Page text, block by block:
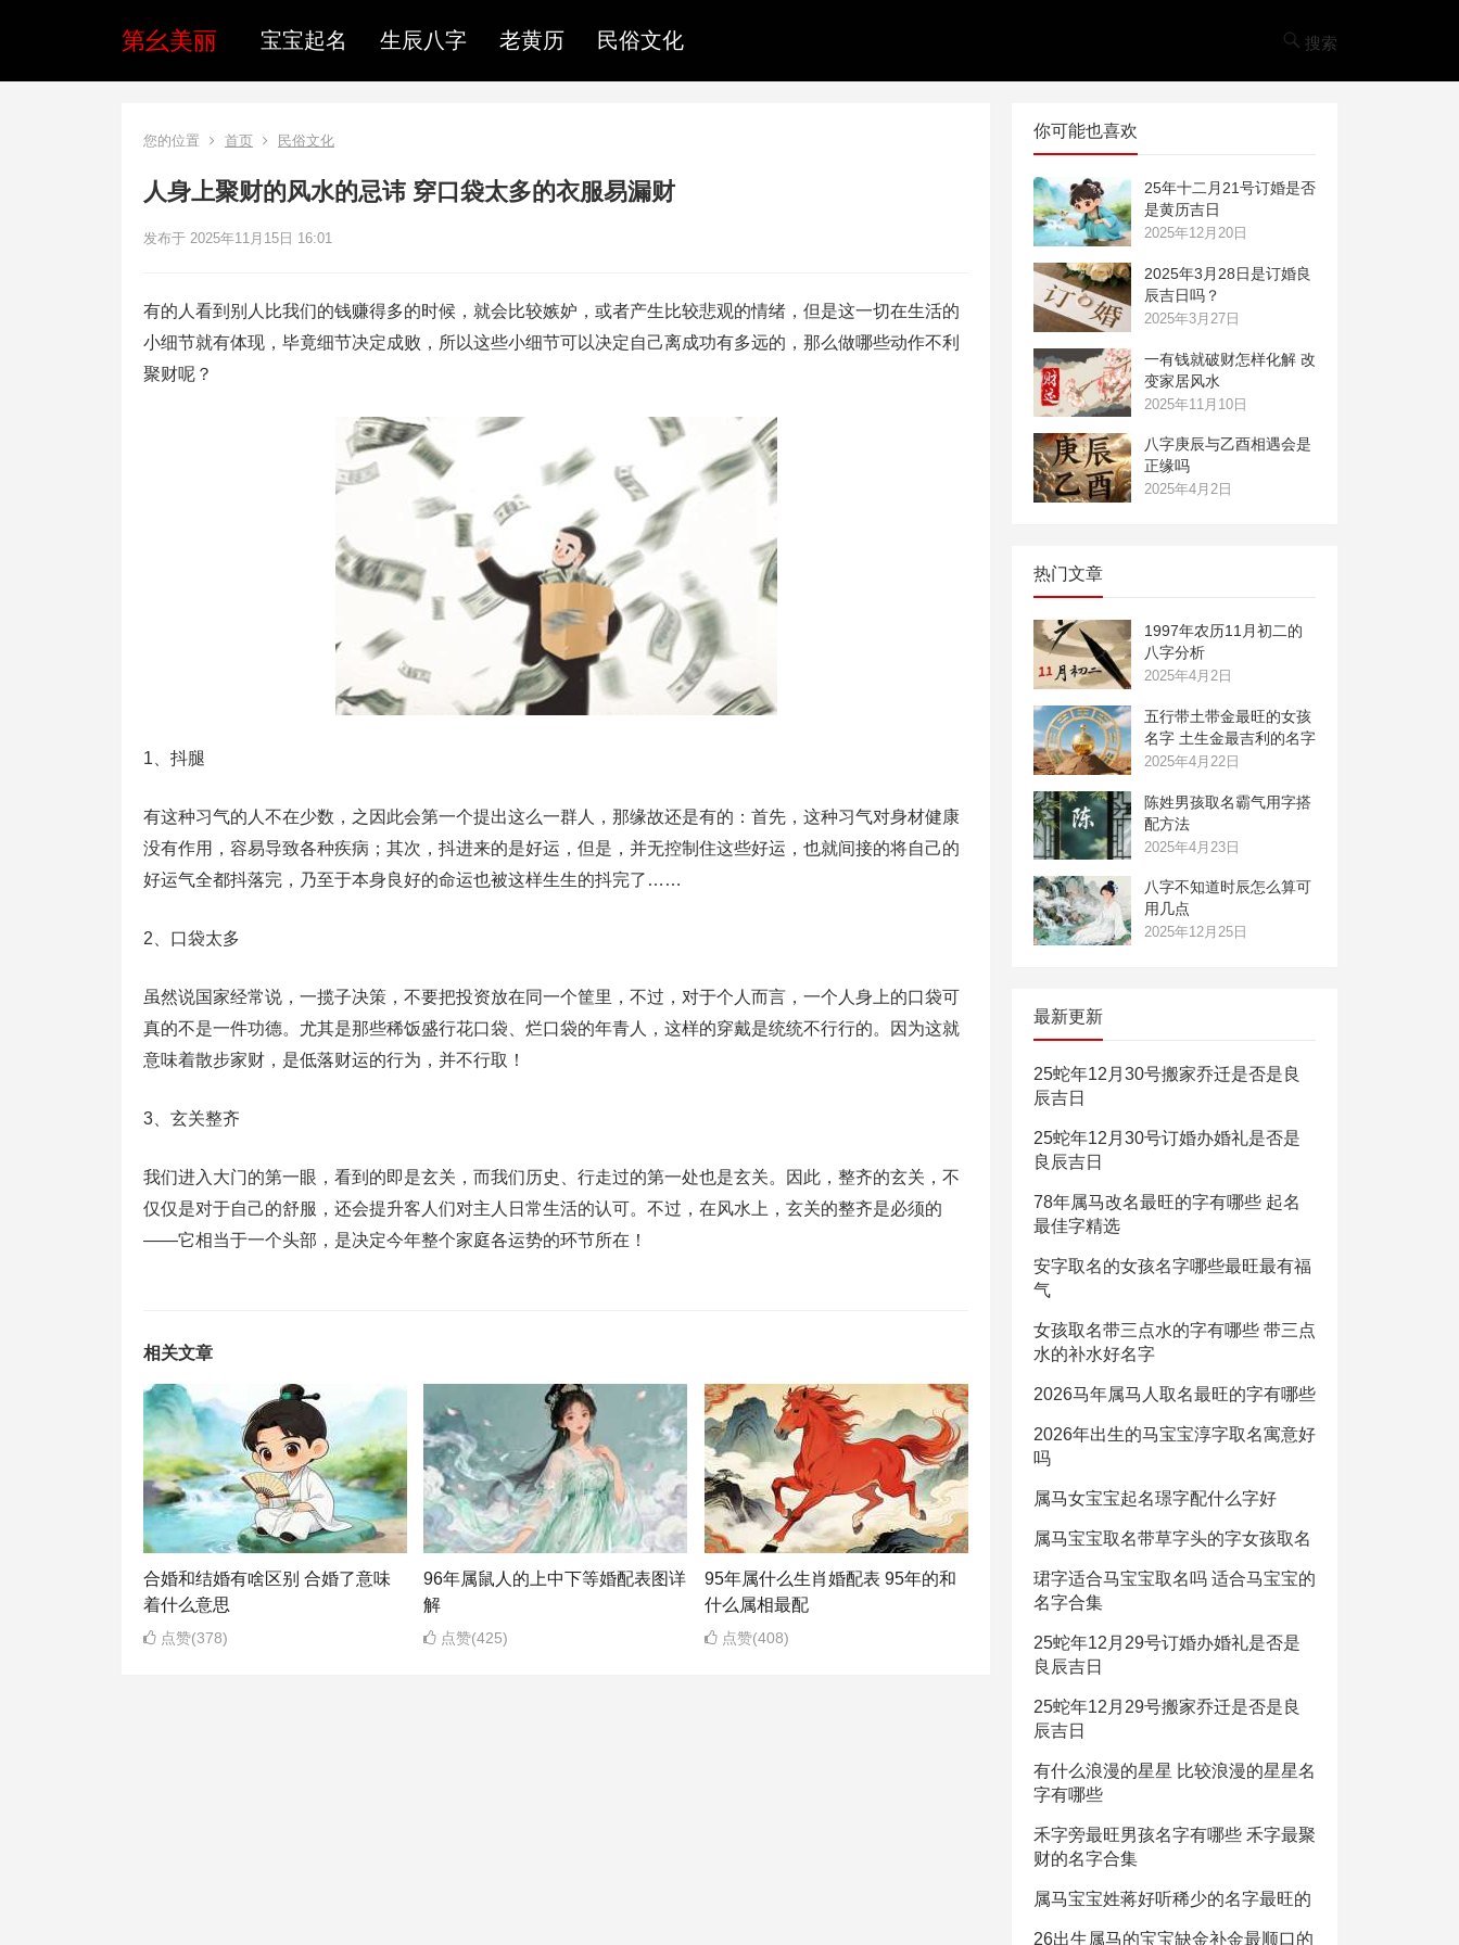
第幺美丽 宝宝起名 生辰八字 老黄历 民俗文化 搜索
您的位置 首页 民俗文化
人身上聚财的风水的忌讳 穿口袋太多的衣服易漏财
发布于 2025年11月15日 16:01
有的人看到别人比我们的钱赚得多的时候，就会比较嫉妒，或者产生比较悲观的情绪，但是这一切在生活的
小细节就有体现，毕竟细节决定成败，所以这些小细节可以决定自己离成功有多远的，那么做哪些动作不利
聚财呢？
1、抖腿
有这种习气的人不在少数，之因此会第一个提出这么一群人，那缘故还是有的：首先，这种习气对身材健康
没有作用，容易导致各种疾病；其次，抖进来的是好运，但是，并无控制住这些好运，也就间接的将自己的
好运气全都抖落完，乃至于本身良好的命运也被这样生生的抖完了……
2、口袋太多
虽然说国家经常说，一揽子决策，不要把投资放在同一个筐里，不过，对于个人而言，一个人身上的口袋可
真的不是一件功德。尤其是那些稀饭盛行花口袋、烂口袋的年青人，这样的穿戴是统统不行行的。因为这就
意味着散步家财，是低落财运的行为，并不行取！
3、玄关整齐
我们进入大门的第一眼，看到的即是玄关，而我们历史、行走过的第一处也是玄关。因此，整齐的玄关，不
仅仅是对于自己的舒服，还会提升客人们对主人日常生活的认可。不过，在风水上，玄关的整齐是必须的
——它相当于一个头部，是决定今年整个家庭各运势的环节所在！
相关文章
合婚和结婚有啥区别 合婚了意味
着什么意思
点赞(378)
96年属鼠人的上中下等婚配表图详
解
点赞(425)
95年属什么生肖婚配表 95年的和
什么属相最配
点赞(408)
你可能也喜欢
25年十二月21号订婚是否
是黄历吉日
2025年12月20日
2025年3月28日是订婚良
辰吉日吗？
2025年3月27日
一有钱就破财怎样化解 改
变家居风水
2025年11月10日
八字庚辰与乙酉相遇会是
正缘吗
2025年4月2日
热门文章
1997年农历11月初二的
八字分析
2025年4月2日
五行带土带金最旺的女孩
名字 土生金最吉利的名字
2025年4月22日
陈姓男孩取名霸气用字搭
配方法
2025年4月23日
八字不知道时辰怎么算可
用几点
2025年12月25日
最新更新
25蛇年12月30号搬家乔迁是否是良
辰吉日
25蛇年12月30号订婚办婚礼是否是
良辰吉日
78年属马改名最旺的字有哪些 起名
最佳字精选
安字取名的女孩名字哪些最旺最有福
气
女孩取名带三点水的字有哪些 带三点
水的补水好名字
2026马年属马人取名最旺的字有哪些
2026年出生的马宝宝淳字取名寓意好
吗
属马女宝宝起名璟字配什么字好
属马宝宝取名带草字头的字女孩取名
珺字适合马宝宝取名吗 适合马宝宝的
名字合集
25蛇年12月29号订婚办婚礼是否是
良辰吉日
25蛇年12月29号搬家乔迁是否是良
辰吉日
有什么浪漫的星星 比较浪漫的星星名
字有哪些
禾字旁最旺男孩名字有哪些 禾字最聚
财的名字合集
属马宝宝姓蒋好听稀少的名字最旺的
26出生属马的宝宝缺金补金最顺口的